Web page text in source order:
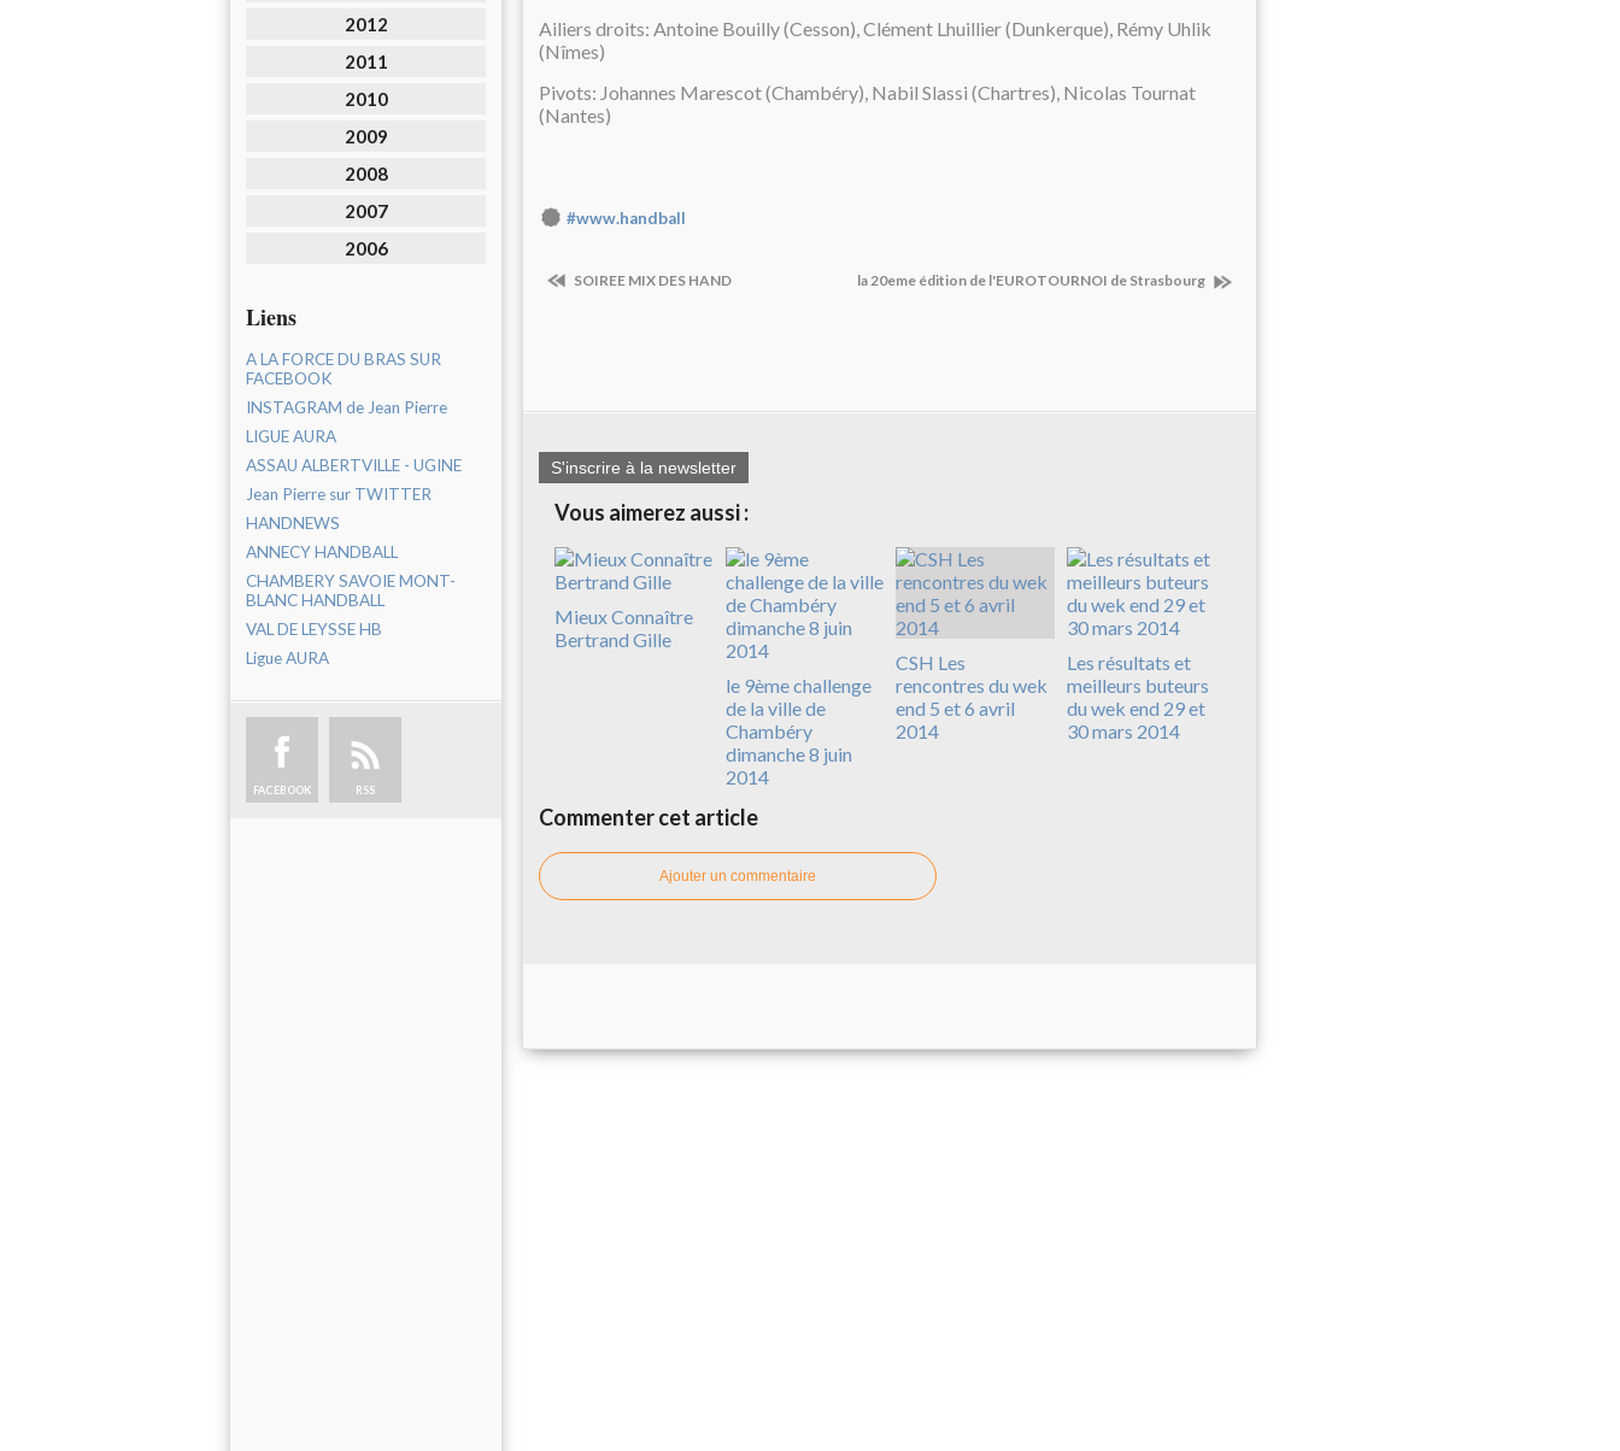
2012
2011
2010
2009
2008
2007
2006
Liens
A LA FORCE DU BRAS SUR
FACEBOOK
INSTAGRAM de Jean Pierre
LIGUE AURA
ASSAU ALBERTVILLE - UGINE
Jean Pierre sur TWITTER
HANDNEWS
ANNECY HANDBALL
CHAMBERY SAVOIE MONT-
BLANC HANDBALL
VAL DE LEYSSE HB
Ligue AURA
FACEBOOK RSS
Ailiers droits: Antoine Bouilly (Cesson), Clément Lhuillier (Dunkerque), Rémy Uhlik
(Nîmes)
Pivots: Johannes Marescot (Chambéry), Nabil Slassi (Chartres), Nicolas Tournat
(Nantes)
#www.handball
SOIREE MIX DES HAND la 20eme édition de l'EUROTOURNOI de Strasbourg
S'inscrire à la newsletter
Vous aimerez aussi :
Mieux Connaître
Bertrand Gille
le 9ème challenge
de la ville de
Chambéry
dimanche 8 juin
2014
CSH Les
rencontres du wek
end 5 et 6 avril
2014
Les résultats et
meilleurs buteurs
du wek end 29 et
30 mars 2014
Commenter cet article
Ajouter un commentaire